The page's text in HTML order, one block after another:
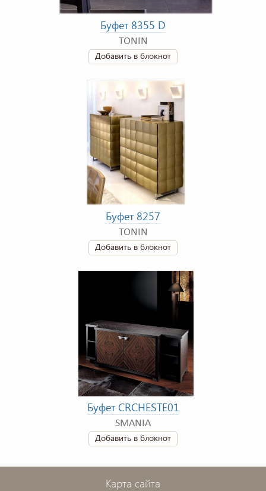
Буфет 8355 D
TONIN
Добавить в блокнот
Буфет 8257
TONIN
Добавить в блокнот
Буфет CRCHESTE01
SMANIA
Добавить в блокнот
Карта сайта